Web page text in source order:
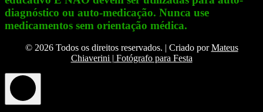
diagnóstico ou auto-medicação. Nunca use
medicamentos sem orientação médica.
© 2026 Todos os direitos reservados. | Criado porMateus
Chiaverini | Fotógrafo para Festa